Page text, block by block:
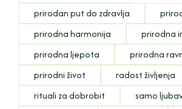
prirodan put do zdravlja
prirodna harmonija
prirodna
prirodna ljepota
prirodna
prirodni život
radost življenja
rituali za dobrobit
samo